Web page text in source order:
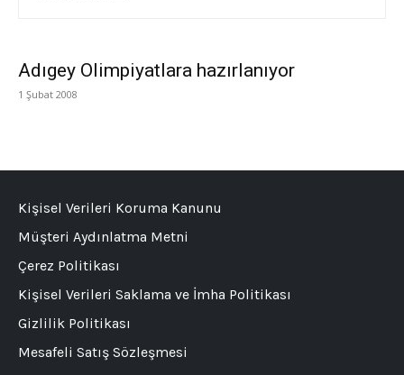
Adıgey Olimpiyatlara hazırlanıyor
1 Şubat 2008
Kişisel Verileri Koruma Kanunu
Müşteri Aydınlatma Metni
Çerez Politikası
Kişisel Verileri Saklama ve İmha Politikası
Gizlilik Politikası
Mesafeli Satış Sözleşmesi